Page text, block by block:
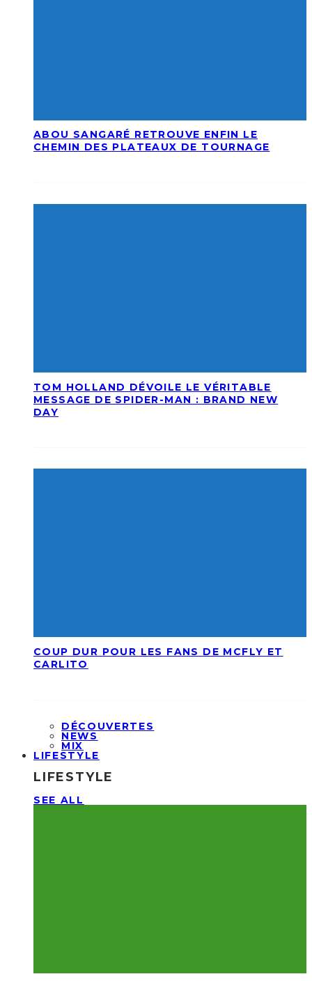
ABOU SANGARÉ RETROUVE ENFIN LE
CHEMIN DES PLATEAUX DE TOURNAGE
TOM HOLLAND DÉVOILE LE VÉRITABLE
MESSAGE DE SPIDER-MAN : BRAND NEW
DAY
COUP DUR POUR LES FANS DE MCFLY ET
CARLITO
DÉCOUVERTES
NEWS
MIX
LIFESTYLE
LIFESTYLE
SEE ALL